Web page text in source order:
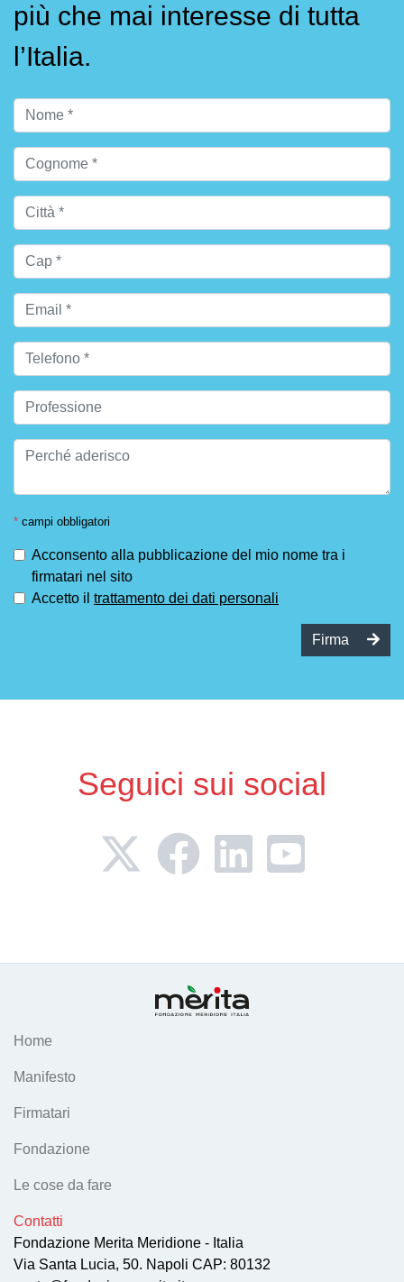
più che mai interesse di tutta
l’Italia.
* campi obbligatori
Acconsento alla pubblicazione del mio nome tra i
firmatari nel sito
Accetto il trattamento dei dati personali
Firma
Seguici sui social
Home
Manifesto
Firmatari
Fondazione
Le cose da fare
Contatti
Fondazione Merita Meridione - Italia
Via Santa Lucia, 50. Napoli CAP: 80132